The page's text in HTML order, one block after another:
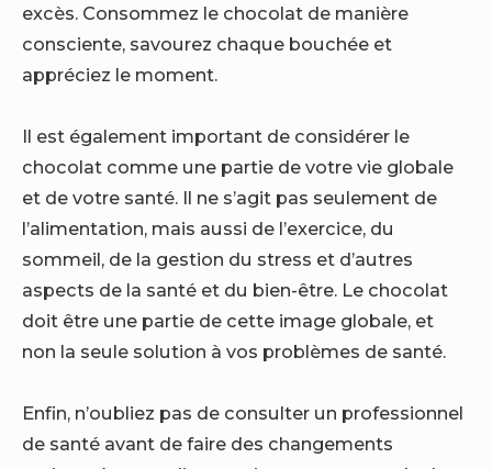
excès. Consommez le chocolat de manière
consciente, savourez chaque bouchée et
appréciez le moment.
Il est également important de considérer le
chocolat comme une partie de votre vie globale
et de votre santé. Il ne s’agit pas seulement de
l’alimentation, mais aussi de l’exercice, du
sommeil, de la gestion du stress et d’autres
aspects de la santé et du bien-être. Le chocolat
doit être une partie de cette image globale, et
non la seule solution à vos problèmes de santé.
Enfin, n’oubliez pas de consulter un professionnel
de santé avant de faire des changements